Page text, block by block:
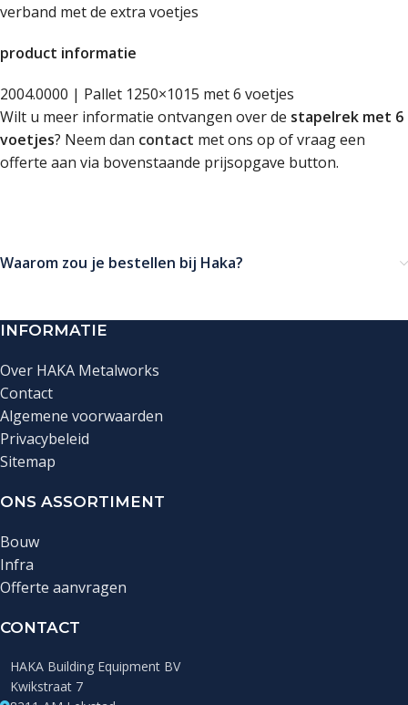
verband met de extra voetjes
product informatie
2004.0000 | Pallet 1250×1015 met 6 voetjes
Wilt u meer informatie ontvangen over de stapelrek met 6
voetjes? Neem dan contact met ons op of vraag een
offerte aan via bovenstaande prijsopgave button.
Waarom zou je bestellen bij Haka?
INFORMATIE
Over HAKA Metalworks
Contact
Algemene voorwaarden
Privacybeleid
Sitemap
ONS ASSORTIMENT
Bouw
Infra
Offerte aanvragen
CONTACT
HAKA Building Equipment BV
Kwikstraat 7